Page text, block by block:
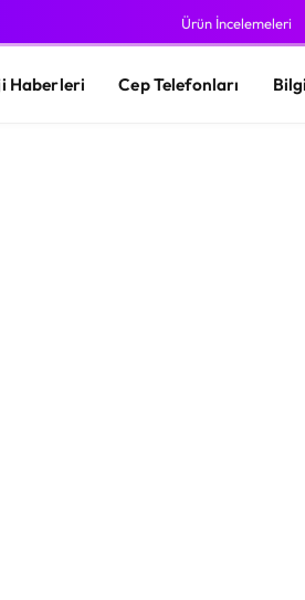
Ürün İncelemeleri
Haberleri Cep Telefonları